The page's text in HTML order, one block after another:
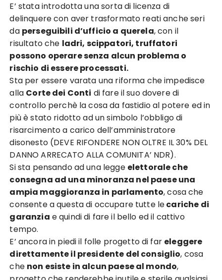
E’ stata introdotta una sorta di licenza di
delinquere con aver trasformato reati anche seri
da perseguibili d’ufficio a querela, con il
risultato che ladri, scippatori, truffatori
possono operare senza alcun problema o
rischio di essere processati.
Sta per essere varata una riforma che impedisce
alla Corte dei Conti di fare il suo dovere di
controllo perchè la cosa da fastidio al potere ed in
più è stato ridotto ad un simbolo l’obbligo di
risarcimento a carico dell’amministratore
disonesto (DEVE RIFONDERE NON OLTRE IL 30% DEL
DANNO ARRECATO ALLA COMUNITA’ NDR).
Si sta pensando ad una legge elettorale che
consegna ad una minoranza nel paese una
ampia maggioranza in parlamento, cosa che
consente a questa di occupare tutte lecariche di
garanzia e quindi di fare il bello ed il cattivo
tempo.
E’ ancora in piedi il folle progetto di far eleggere
direttamente il presidente del consiglio, cosa
che non esiste in alcun paese al mondo,